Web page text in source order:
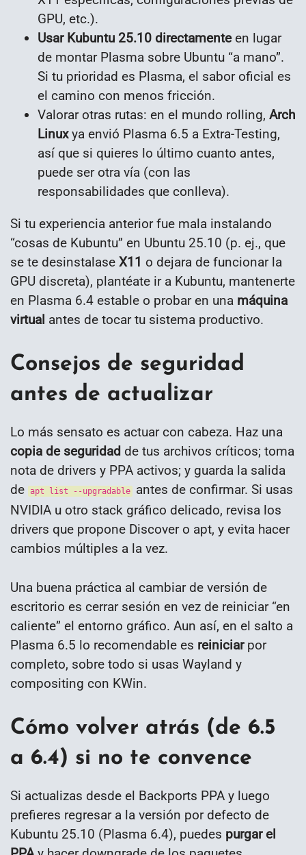
GPU, etc.).
Usar Kubuntu 25.10 directamenteen lugar
de montar Plasma sobre Ubuntu “a mano”.
Si tu prioridad es Plasma, el sabor oficial es
el camino con menos fricción.
Valorar otras rutas: en el mundo rolling, Arch
Linuxya envió Plasma 6.5 a Extra-Testing,
así que si quieres lo último cuanto antes,
puede ser otra vía (con las
responsabilidades que conlleva).
Si tu experiencia anterior fue mala instalando
“cosas de Kubuntu” en Ubuntu 25.10 (p. ej., que
se te desinstalase X11 o dejara de funcionar la
GPU discreta), plantéate ir a Kubuntu, mantenerte
en Plasma 6.4 estable o probar en una máquina
virtual antes de tocar tu sistema productivo.
Consejos de seguridad
antes de actualizar
Lo más sensato es actuar con cabeza. Haz una
copia de seguridad de tus archivos críticos; toma
nota de drivers y PPA activos; y guarda la salida
de apt list --upgradable
antes de confirmar. Si usas
NVIDIA u otro stack gráfico delicado, revisa los
drivers que propone Discover o apt, y evita hacer
cambios múltiples a la vez.
Una buena práctica al cambiar de versión de
escritorio es cerrar sesión en vez de reiniciar “en
caliente” el entorno gráfico. Aun así, en el salto a
Plasma 6.5 lo recomendable es reiniciarpor
completo, sobre todo si usas Wayland y
compositing con KWin.
Cómo volver atrás (de 6.5
a 6.4) si no te convence
Si actualizas desde el Backports PPA y luego
prefieres regresar a la versión por defecto de
Kubuntu 25.10 (Plasma 6.4), puedes purgar el